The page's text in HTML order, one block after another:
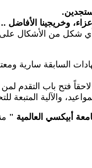
وخريجينا الأفاضل ..
شكل من الأشكال على
السابقة سارية
فتح باب التقدم
والآلية المتبعة
أبيكسي العالمية "